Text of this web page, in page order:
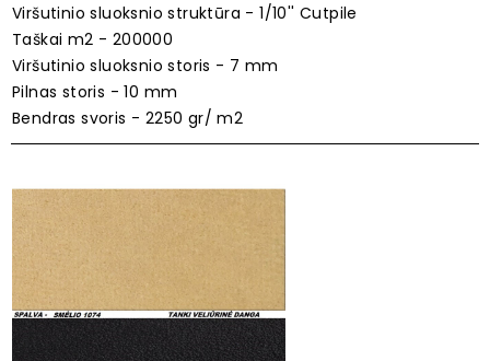
Viršutinio sluoksnio struktūra - 1/10'' Cutpile
Taškai m2 - 200000
Viršutinio sluoksnio storis - 7 mm
Pilnas storis - 10 mm
Bendras svoris - 2250 gr/ m2